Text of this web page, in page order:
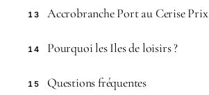
13 Accrobranche Port au Cerise Prix
14 Pourquoi les Iles de loisirs ?
15 Questions fréquentes